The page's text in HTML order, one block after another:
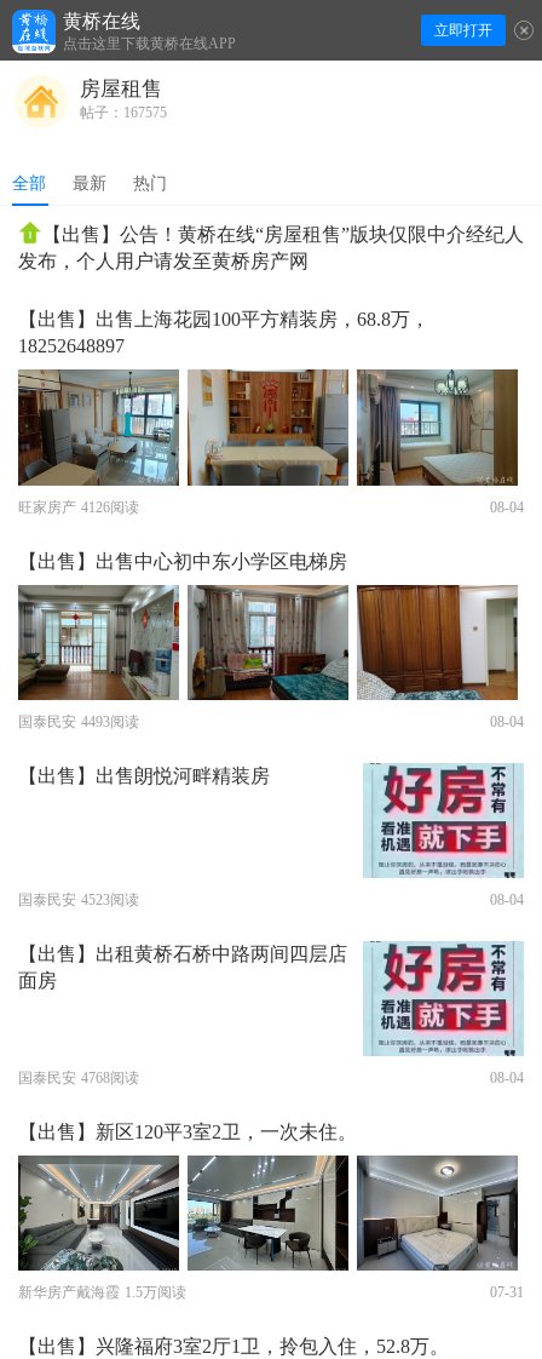
黄桥在线
点击这里下载黄桥在线APP
立即打开
房屋租售
帖子：167575
全部 最新 热门
【出售】公告！黄桥在线“房屋租售”版块仅限中介经纪人
发布，个人用户请发至黄桥房产网
【出售】出售上海花园100平方精装房，68.8万，
18252648897
旺家房产 4126阅读 08-04
【出售】出售中心初中东小学区电梯房
国泰民安 4493阅读 08-04
【出售】出售朗悦河畔精装房
国泰民安 4523阅读 08-04
【出售】出租黄桥石桥中路两间四层店
面房
国泰民安 4768阅读 08-04
【出售】新区120平3室2卫，一次未住。
新华房产戴海霞 1.5万阅读 07-31
【出售】兴隆福府3室2厅1卫，拎包入住，52.8万。